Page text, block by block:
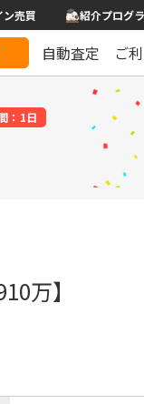
ン売買 紹介プログ
自動査定 ご
：1日
万】